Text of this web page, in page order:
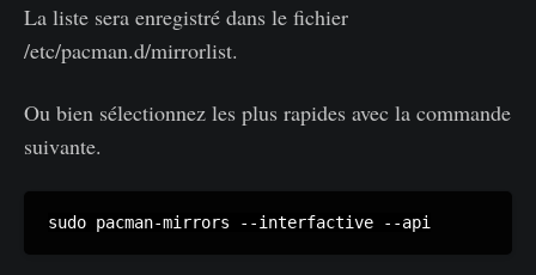
La liste sera enregistré dans le fichier
/etc/pacman.d/mirrorlist.
Ou bien sélectionnez les plus rapides avec la commande
suivante.